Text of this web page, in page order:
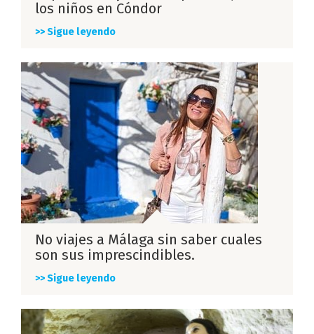
los niños en Cóndor
>> Sigue leyendo
No viajes a Málaga sin saber cuales
son sus imprescindibles.
>> Sigue leyendo